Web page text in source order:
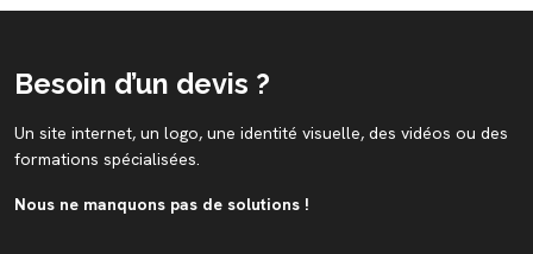
Besoin d’un devis ?
Un site internet, un logo, une identité visuelle, des vidéos ou des
formations spécialisées.
Nous ne manquons pas de solutions !